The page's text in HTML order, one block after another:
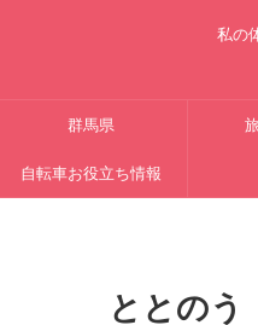
私の
群馬県
自転車お役立ち情報
ととのう